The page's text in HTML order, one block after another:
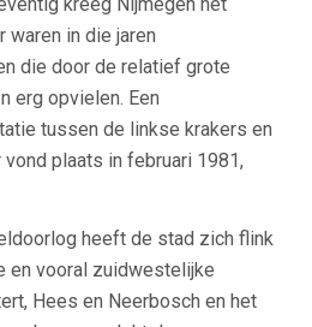
kreeg Nijmegen het
waren in die jaren
die door de relatief grote
erg opvielen. Een
tussen de linkse krakers en
plaats in februari 1981,
heeft de stad zich flink
en vooral zuidwestelijke
Hees en Neerbosch en het